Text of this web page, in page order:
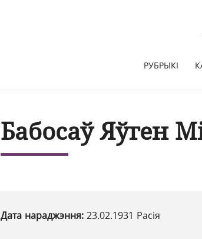
РУБРЫКІ
Бабосаў Яўген
Дата нараджэння: 23.02.1931 Расія